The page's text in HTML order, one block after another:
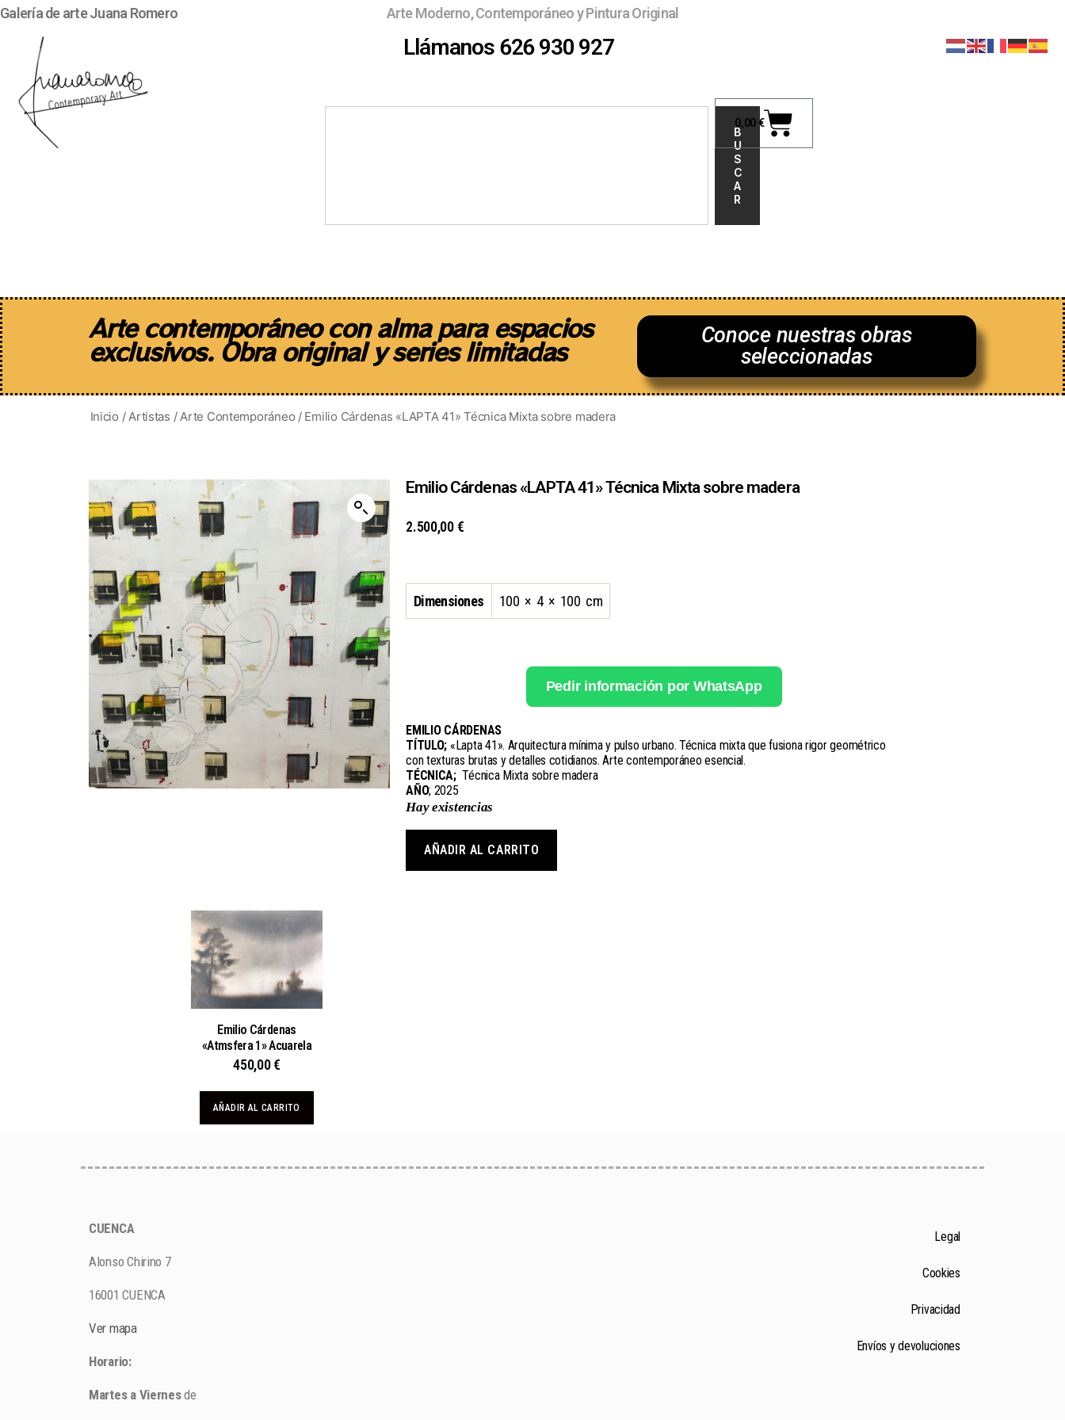
Galería de arte Juana Romero Arte Moderno, Contemporáneo y Pintura Original
Llámanos 626 930 927
0,00 €
B
U
S
C
A
R
Arte contemporáneo con alma para espacios
exclusivos. Obra original y series limitadas
Conoce nuestras obras
seleccionadas
Inicio / Artistas / Arte Contemporáneo / Emilio Cárdenas «LAPTA 41» Técnica Mixta sobre madera
Emilio Cárdenas «LAPTA 41» Técnica Mixta sobre madera
2.500,00€
Dimensiones 100 × 4 × 100 cm
Pedir información por WhatsApp
EMILIO CÁRDENAS
TÍTULO; «Lapta 41». Arquitectura mínima y pulso urbano. Técnica mixta que fusiona rigor geométrico
con texturas brutas y detalles cotidianos. Arte contemporáneo esencial.
TÉCNICA;Técnica Mixta sobre madera
AÑO; 2025
Hay existencias
AÑADIR AL CARRITO
Emilio Cárdenas
«Atmsfera 1» Acuarela
450,00€
AÑADIR AL CARRITO
CUENCA
Alonso Chirino 7
16001 CUENCA
Ver mapa
Horario:
Martes a Viernesde
Legal
Cookies
Privacidad
Envíos y devoluciones